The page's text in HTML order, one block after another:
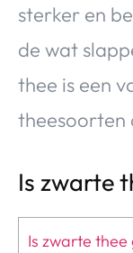
sterker en
de wat
thee is een
theesoorten
Is zwarte
Is zwarte thee